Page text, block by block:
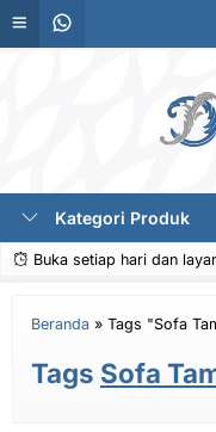
Kategori Produk
Buka setiap hari dan
Beranda » Tags "Sofa
Tags Sofa